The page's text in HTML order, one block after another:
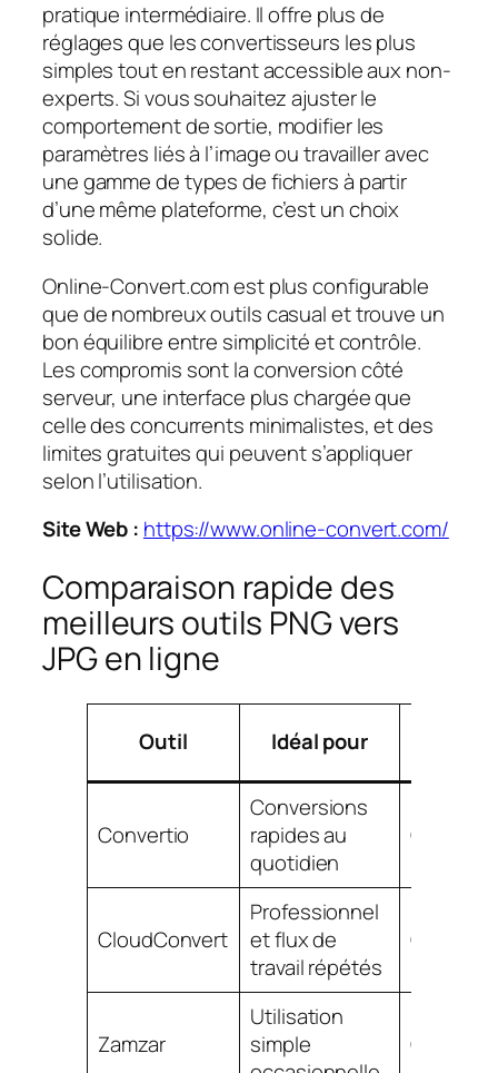
pratique intermédiaire. Il offre plus de
réglages que les convertisseurs les plus
simples tout en restant accessible aux non-
experts. Si vous souhaitez ajuster le
comportement de sortie, modifier les
paramètres liés à l’image ou travailler avec
une gamme de types de fichiers à partir
d’une même plateforme, c’est un choix
solide.
Online-Convert.com est plus configurable
que de nombreux outils casual et trouve un
bon équilibre entre simplicité et contrôle.
Les compromis sont la conversion côté
serveur, une interface plus chargée que
celle des concurrents minimalistes, et des
limites gratuites qui peuvent s’appliquer
selon l’utilisation.
Site Web : https://www.online-convert.com/
Comparaison rapide des
meilleurs outils PNG vers
JPG en ligne
Outil Idéal pour
Convertio
Conversions
rapides au
quotidien
Côté
CloudConvert
Professionnel
et flux de
travail répétés
Côté
Zamzar
Utilisation
simple
Côté